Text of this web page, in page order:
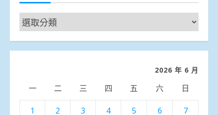
新
聞
分
2026 年 6 月
一 二 三 四 五 六 日
1 2 3 4 5 6 7